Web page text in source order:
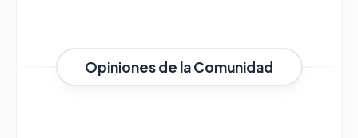
Opiniones de la Comunidad